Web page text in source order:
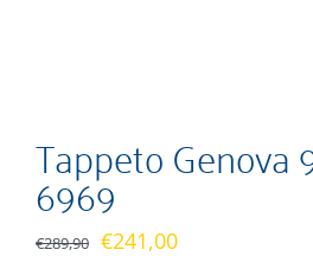
Tappeto Genova
6969
€289,90 Il
€241,00Il